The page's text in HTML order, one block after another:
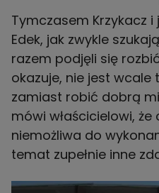
Tymczasem Krzykacz
Edek, jak zwykle
razem podjęli się
okazuje, nie jest wcale
zamiast robić dobrą
mówi właścicielowi,
niemożliwa do
temat zupełnie inne